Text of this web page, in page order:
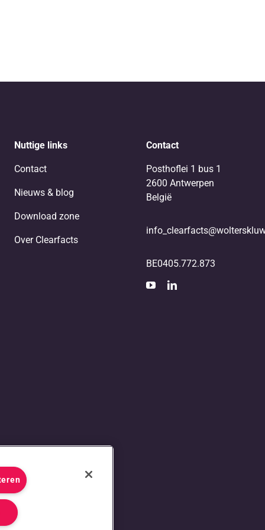
Nuttige links
Contact
Nieuws & blog
Download zone
Over Clearfacts
Contact
Posthoflei 1 bus 1
2600 Antwerpen
België
BE0405.772.873